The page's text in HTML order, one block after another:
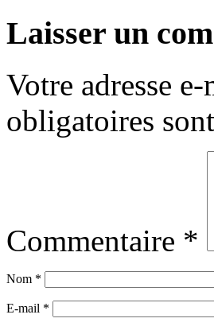
Laisser un
Votre adresse
obligatoires
Commentaire *
Nom *
E-mail *